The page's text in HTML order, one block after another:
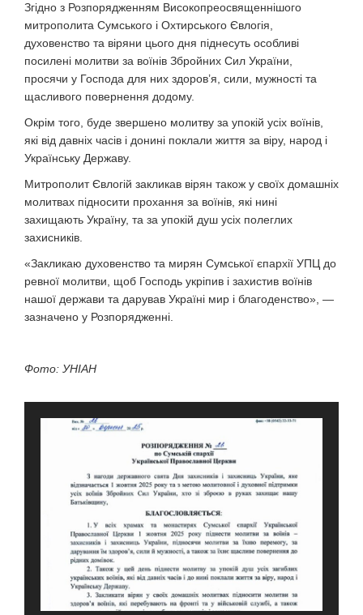
Згідно з Розпорядженням Високопреосвященнішого
митрополита Сумського і Охтирського Євлогія,
духовенство та віряни цього дня піднесуть особливі
посилені молитви за воїнів Збройних Сил України,
просячи у Господа для них здоров’я, сили, мужності та
щасливого повернення додому.
Окрім того, буде звершено молитву за упокій усіх воїнів,
які від давніх часів і донині поклали життя за віру, народ і
Українську Державу.
Митрополит Євлогій закликав вірян також у своїх домашніх
молитвах підносити прохання за воїнів, які нині
захищають Україну, та за упокій душ усіх полеглих
захисників.
«Закликаю духовенство та мирян Сумської єпархії УПЦ до
ревної молитви, щоб Господь укріпив і захистив воїнів
нашої держави та дарував Україні мир і благоденство», —
зазначено у Розпорядженні.
Фото: УНІАН